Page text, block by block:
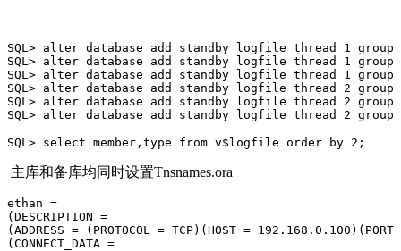
SQL> alter database add standby logfile thread 1
group
SQL> alter database add standby logfile thread 1
group
SQL> alter database add standby logfile thread 1
group
SQL> alter database add standby logfile thread 2 group
SQL> alter database add standby logfile thread 2 group
SQL> alter database add standby logfile thread 2 group
SQL> select member, type from v$logfile order by 2;
主库和备库均同时设置Tnsnames.ora
ethan
(DESCRIPTION
(ADDRESS = (PROTOCOL = TCP)(HOST =
(CONNECT_DATA